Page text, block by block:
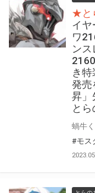
★と
イヤ
ワ
ン
き
発売
昇」
と
#モス